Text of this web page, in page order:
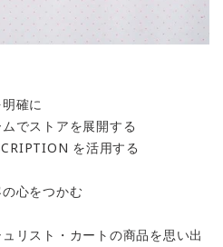
確に
でストアを展開する
を活用する
心をつかむ
リスト・カートの商品を思い出